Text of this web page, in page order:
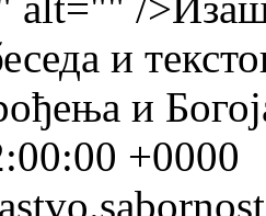
и
и
+0000